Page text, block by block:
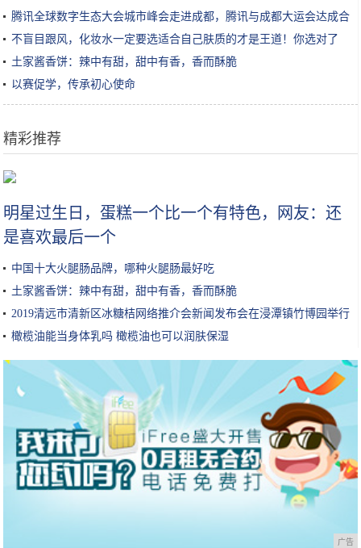
腾讯全球数字生态大会城市峰会走进成都，腾讯与成都大运会达成合
作
不盲目跟风，化妆水一定要选适合自己肤质的才是王道！你选对了
吗？
土家酱香饼：辣中有甜，甜中有香，香而酥脆
以赛促学，传承初心使命
精彩推荐
明星过生日，蛋糕一个比一个有特色，网友：还
是喜欢最后一个
中国十大火腿肠品牌，哪种火腿肠最好吃
土家酱香饼：辣中有甜，甜中有香，香而酥脆
2019清远市清新区冰糖桔网络推介会新闻发布会在浸潭镇竹博园举行
橄榄油能当身体乳吗 橄榄油也可以润肤保湿
广告